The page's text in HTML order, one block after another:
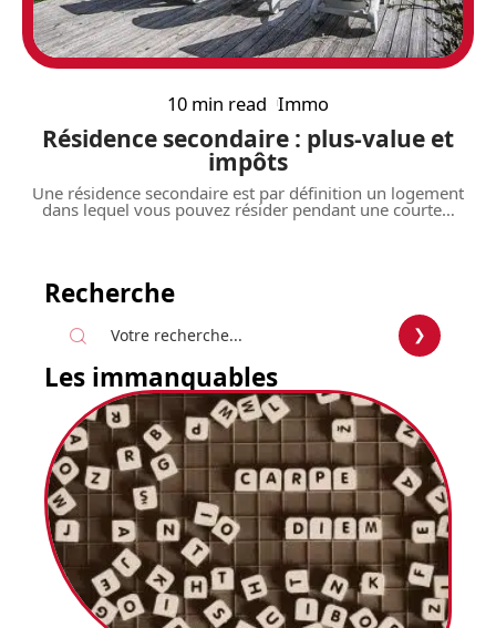
10 min read Immo
Résidence secondaire : plus-value et
impôts
Une résidence secondaire est par définition un logement
dans lequel vous pouvez résider pendant une courte…
Recherche
Les immanquables